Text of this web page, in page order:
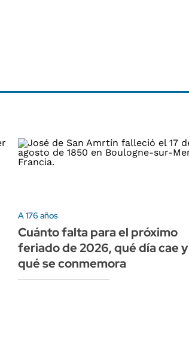
A 176 años
Cuánto falta para el próximo
feriado de 2026, qué día cae y
qué se conmemora